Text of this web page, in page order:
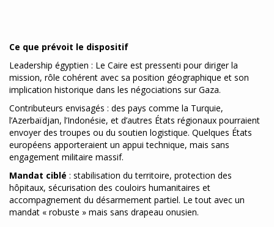
Ce que prévoit le dispositif
Leadership égyptien : Le Caire est pressenti pour diriger la
mission, rôle cohérent avec sa position géographique et son
implication historique dans les négociations sur Gaza.
Contributeurs envisagés : des pays comme la Turquie,
l’Azerbaïdjan, l’Indonésie, et d’autres États régionaux pourraient
envoyer des troupes ou du soutien logistique. Quelques États
européens apporteraient un appui technique, mais sans
engagement militaire massif.
Mandat ciblé : stabilisation du territoire, protection des
hôpitaux, sécurisation des couloirs humanitaires et
accompagnement du désarmement partiel. Le tout avec un
mandat « robuste » mais sans drapeau onusien.